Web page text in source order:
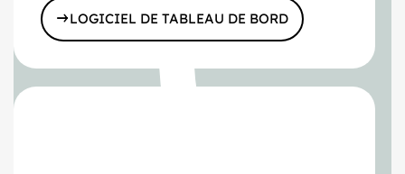
LOGICIEL DE TABLEAU DE BORD